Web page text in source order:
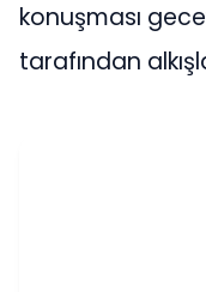
konuşması
tarafından